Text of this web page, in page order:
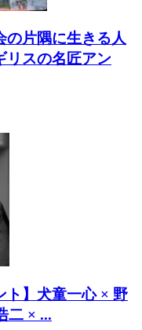
の片隅に生きる人
リスの名匠アン
ト】犬童一心 × 野
二 × ...